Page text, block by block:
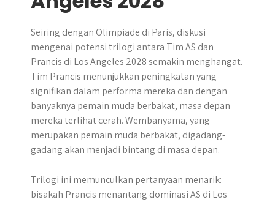
Seiring dengan Olimpiade di Paris, diskusi
mengenai potensi trilogi antara Tim AS dan
Prancis di Los Angeles 2028 semakin menghangat.
Tim Prancis menunjukkan peningkatan yang
signifikan dalam performa mereka dan dengan
banyaknya pemain muda berbakat, masa depan
mereka terlihat cerah. Wembanyama, yang
merupakan pemain muda berbakat, digadang-
gadang akan menjadi bintang di masa depan.
Trilogi ini memunculkan pertanyaan menarik:
bisakah Prancis menantang dominasi AS di Los